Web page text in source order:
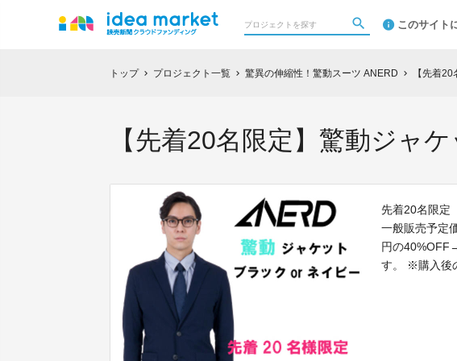
このサイト
トップ chevron_right プロジェクト一覧 chevron_right 驚異の伸縮性！驚動スーツ ANERD chevron_right 【先着
【先着20名限定】驚動ジャ
先着20名限定
一般販売予定
円の
す。 ※購入後